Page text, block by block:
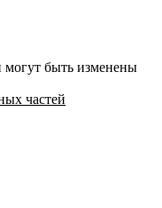
быть изменены
частей